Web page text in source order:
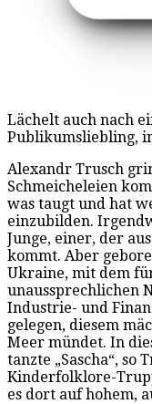
Lächelt auch nach
Publikumsliebling,
Alexandr Trusch
Schmeicheleien
was taugt und hat
einzubilden.
Junge, einer, der
kommt. Aber
Ukraine, mit dem
unaussprechlichen
Industrie- und
gelegen, diesem
Meer mündet. In
tanzte „Sascha“, so
Kinderfolklore-
es dort auf hohem,